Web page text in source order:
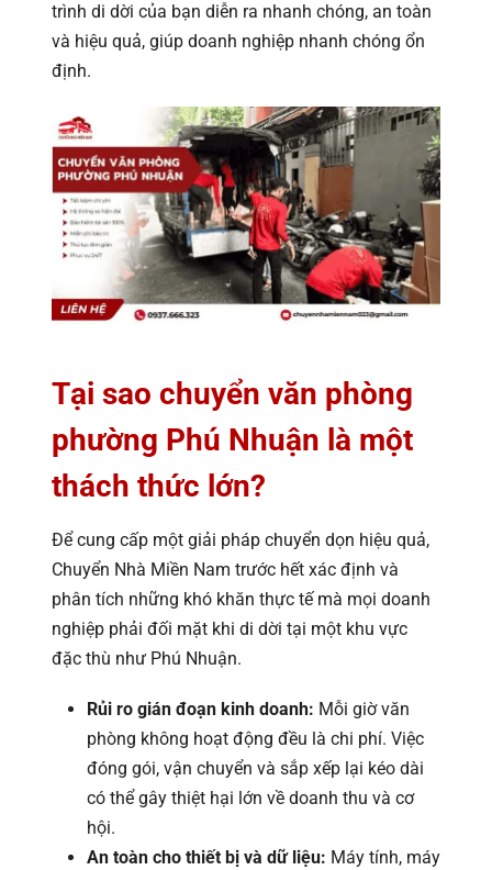
trình di dời của bạn diễn ra nhanh chóng, an toàn
và hiệu quả, giúp doanh nghiệp nhanh chóng ổn
định.
Tại sao chuyển văn phòng
phường Phú Nhuận là một
thách thức lớn?
Để cung cấp một giải pháp chuyển dọn hiệu quả,
Chuyển Nhà Miền Nam trước hết xác định và
phân tích những khó khăn thực tế mà mọi doanh
nghiệp phải đối mặt khi di dời tại một khu vực
đặc thù như Phú Nhuận.
Rủi ro gián đoạn kinh doanh: Mỗi giờ văn
phòng không hoạt động đều là chi phí. Việc
đóng gói, vận chuyển và sắp xếp lại kéo dài
có thể gây thiệt hại lớn về doanh thu và cơ
hội.
An toàn cho thiết bị và dữ liệu: Máy tính, máy